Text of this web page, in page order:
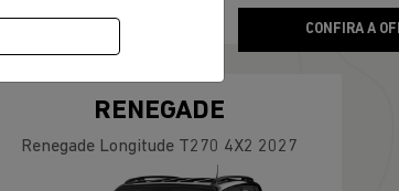
CONFIRA A
RENEGADE
Renegade Longitude T270 4X2 2027